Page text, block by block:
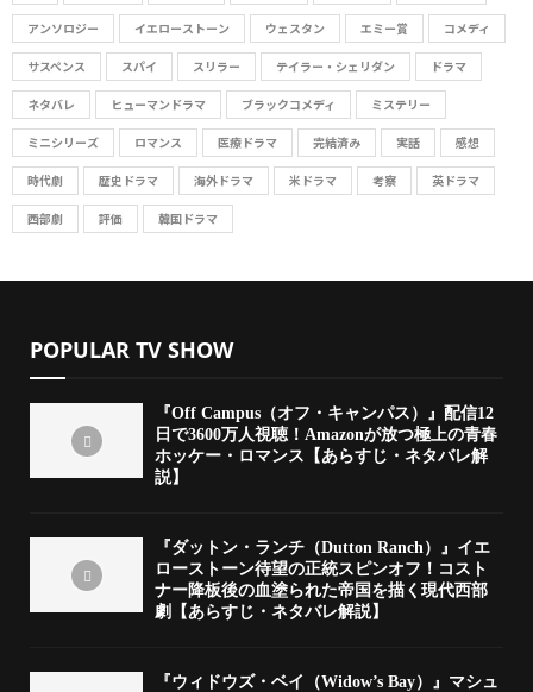
:
アンソロジー イエローストーン ウェスタン エミー賞 コメディ
サスペンス スパイ スリラー テイラー・シェリダン ドラマ
ネタバレ ヒューマンドラマ ブラックコメディ ミステリー
ミニシリーズ ロマンス 医療ドラマ 完結済み 実話 感想
時代劇 歴史ドラマ 海外ドラマ 米ドラマ 考察 英ドラマ
西部劇 評価 韓国ドラマ
POPULAR TV SHOW
『Off Campus（オフ・キャンパス）』配信12
日で3600万人視聴！Amazonが放つ極上の青春
ホッケー・ロマンス【あらすじ・ネタバレ解
説】
『ダットン・ランチ（Dutton Ranch）』イエ
ローストーン待望の正統スピンオフ！コスト
ナー降板後の血塗られた帝国を描く現代西部
劇【あらすじ・ネタバレ解説】
『ウィドウズ・ベイ（Widow’s Bay）』マシュ